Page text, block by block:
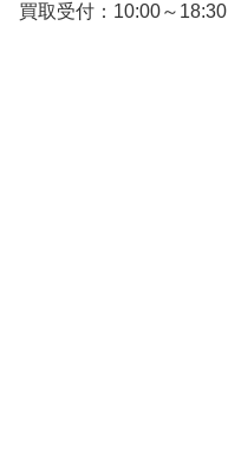
買取受付：10:00～18:30